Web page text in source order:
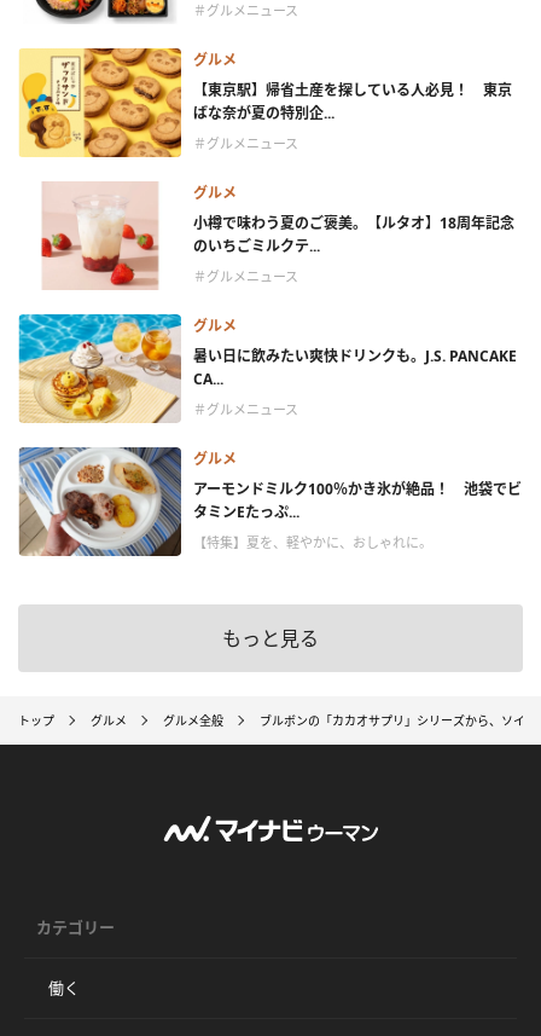
＃グルメニュース
グルメ
【東京駅】帰省土産を探している人必見！ 東京
ばな奈が夏の特別企...
＃グルメニュース
グルメ
小樽で味わう夏のご褒美。【ルタオ】18周年記念
のいちごミルクテ...
＃グルメニュース
グルメ
暑い日に飲みたい爽快ドリンクも。J.S. PANCAKE
CA...
＃グルメニュース
グルメ
アーモンドミルク100％かき氷が絶品！ 池袋でビ
タミンEたっぷ...
【特集】夏を、軽やかに、おしゃれに。
もっと見る
トップ グルメ グルメ全般 ブルボンの「カカオサプリ」シリーズから、ソイ
カテゴリー
働く